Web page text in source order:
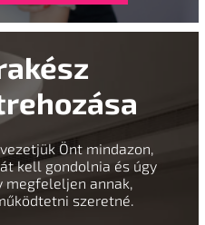
Önt mindazon,
kell gondolnia és úgy
megfeleljen annak,
szeretné.